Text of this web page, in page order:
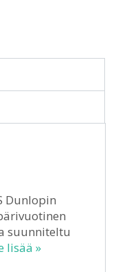
Dunlopin
suunniteltu
lisää »